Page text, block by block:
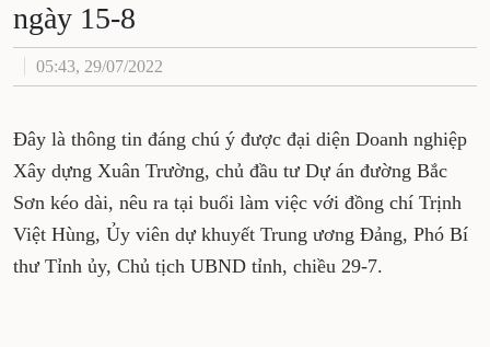
ngày 15-8
05:43, 29/07/2022
Đây là thông tin đáng chú ý được đại diện Doanh nghiệp
Xây dựng Xuân Trường, chủ đầu tư Dự án đường Bắc
Sơn kéo dài, nêu ra tại buổi làm việc với đồng chí Trịnh
Việt Hùng, Ủy viên dự khuyết Trung ương Đảng, Phó Bí
thư Tỉnh ủy, Chủ tịch UBND tỉnh, chiều 29-7.